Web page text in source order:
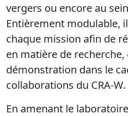
vergers ou encore au
Entièrement modulable,
chaque mission afin de
en matière de recherche,
démonstration dans le
collaborations du CRA-W.
En amenant le